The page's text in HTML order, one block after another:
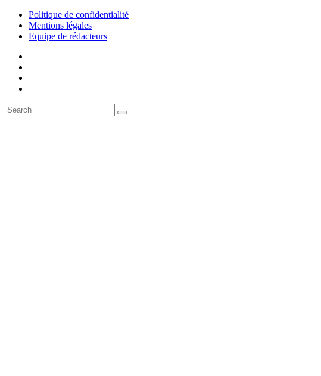
Politique de confidentialité
Mentions légales
Equipe de rédacteurs